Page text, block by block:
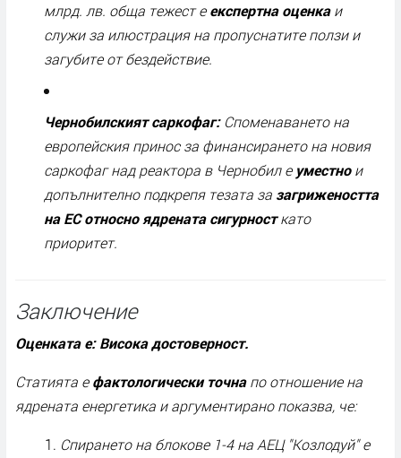
млрд. лв. обща тежест еекспертна оценкаи
служи за илюстрация на пропуснатите ползи и
загубите от бездействие.
Чернобилският саркофаг:Споменаването на
европейския принос за финансирането на новия
саркофаг над реактора в Чернобил е уместнои
допълнително подкрепя тезата за загрижеността
на ЕС относно ядрената сигурносткато
приоритет.
Заключение
Оценката е: Висока достоверност.
Статията ефактологически точнапо отношение на
ядрената енергетика и аргументирано показва, че:
Спирането на блокове 1-4 на АЕЦ "Козлодуй" е